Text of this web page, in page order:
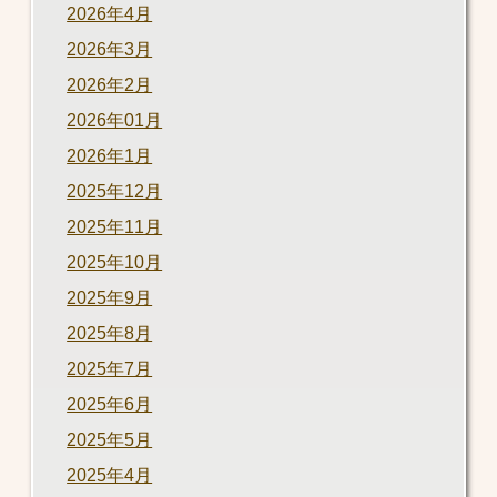
2026年4月
2026年3月
2026年2月
2026年01月
2026年1月
2025年12月
2025年11月
2025年10月
2025年9月
2025年8月
2025年7月
2025年6月
2025年5月
2025年4月